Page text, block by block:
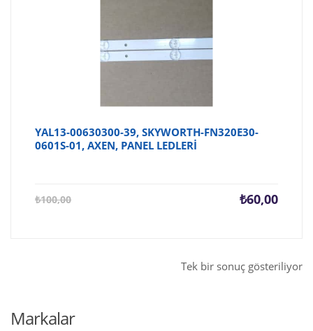
YAL13-00630300-39, SKYWORTH-FN320E30-
0601S-01, AXEN, PANEL LEDLERİ
₺100,00 ₺60,00
Şu
Tek bir sonuç gösteriliyor
Markalar